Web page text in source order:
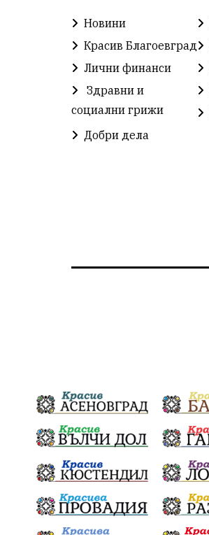
Новини
Красив Благоевград
Лични финанси
Здравни и
социални грижи
Добри дела